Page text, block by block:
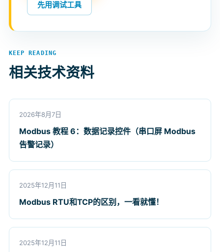
先用调试工具
KEEP READING
相关技术资料
2026年8月7日
Modbus 教程 6：数据记录控件（串口屏 Modbus
告警记录）
2025年12月11日
Modbus RTU和TCP的区别，一看就懂！
2025年12月11日